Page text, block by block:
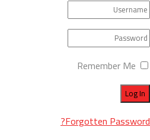
Remember Me
Forgotten Password?